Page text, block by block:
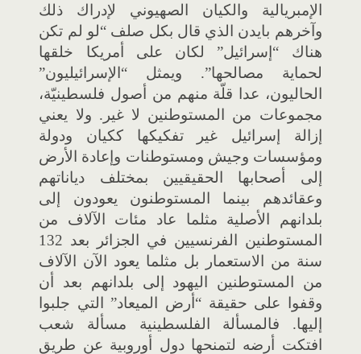
الإمبريالية والكيان الصهيوني لإدراك ذلك
وآخرهم بايدن الذي قال بكل صلف “لو لم تكن
هناك “إسرائيل” لكان على أمريكا خلقها
لحماية مصالحها”. ويمثل “الإسرائيليون”
الحاليون، عدا قلّة منهم من أصول فلسطينيّة،
مجموعات من المستوطنين لا غير. ولا يعني
إزالة إسرائيل غير تفكيكها ككيان ودولة
ومؤسسات وجيش ومستوطنات وإعادة الأرض
إلى أصحابها الحقيقيين بمختلف دياناتهم
وعقائدهم بينما المستوطنون يعودون إلى
بلدانهم الأصلية مثلما عاد مئات الآلاف من
المستوطنين الفرنسيين في الجزائر بعد 132
سنة من الاستعمار بل مثلما يعود الآن الآلاف
من المستوطنين اليهود إلى بلدانهم بعد أن
وقفوا على حقيقة “أرض الميعاد” التي جلبوا
إليها. فالمسألة الفلسطينية مسألة شعب
افتكت أرضه لتمنحها دول أوروبية عن طريق